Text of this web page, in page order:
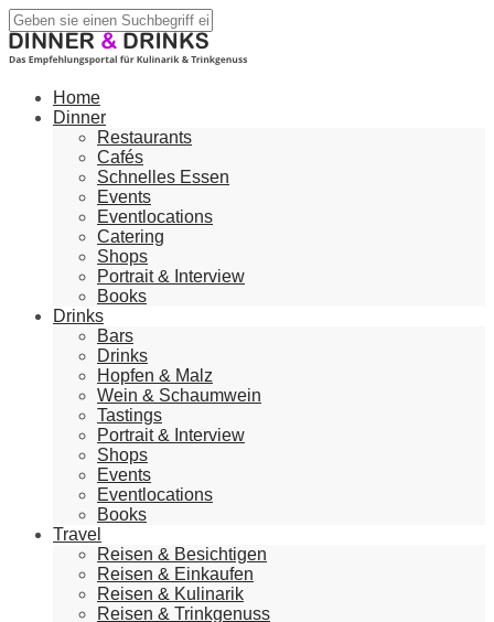
Home
Dinner
Restaurants
Cafés
Schnelles Essen
Events
Eventlocations
Catering
Shops
Portrait & Interview
Books
Drinks
Bars
Drinks
Hopfen & Malz
Wein & Schaumwein
Tastings
Portrait & Interview
Shops
Events
Eventlocations
Books
Travel
Reisen & Besichtigen
Reisen & Einkaufen
Reisen & Kulinarik
Reisen & Trinkgenuss